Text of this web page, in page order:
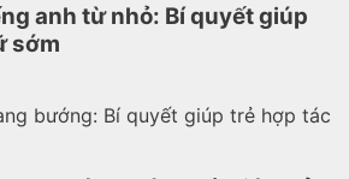
anh từ nhỏ: Bí quyết giúp
sớm